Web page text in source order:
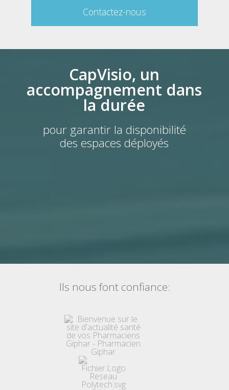
Contactez-nous
CapVisio, un
accompagnement dans
la durée
pour garantir la disponibilité
des espaces déployés
Ils nous font confiance: